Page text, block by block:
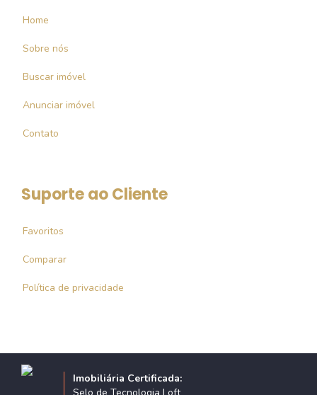
Home
Sobre nós
Buscar imóvel
Anunciar imóvel
Contato
Suporte ao Cliente
Favoritos
Comparar
Política de privacidade
Imobiliária Certificada: